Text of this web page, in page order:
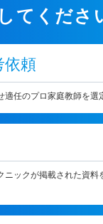
てくださ
依頼
任のプロ家庭教師を選
ニックが掲載された資料